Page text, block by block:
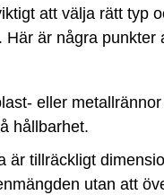
att välja rätt typ
är några punkter
eller
hållbarhet.
är tillräckligt
utan att